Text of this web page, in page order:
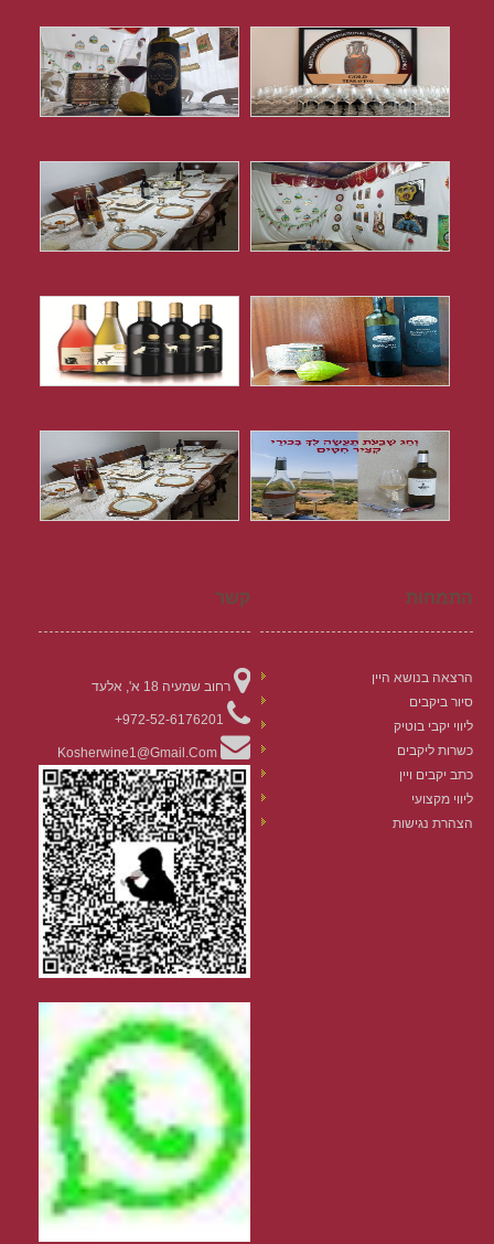
התמחות
הרצאה בנושא היין
סיור ביקבים
ליווי יקבי בוטיק
כשרות ליקבים
כתב יקבים ויין
ליווי מקצועי
הצהרת נגישות
קשר
רחוב שמעיה 18 א', אלעד
972-52-6176201+
Kosherwine1@gmail.com